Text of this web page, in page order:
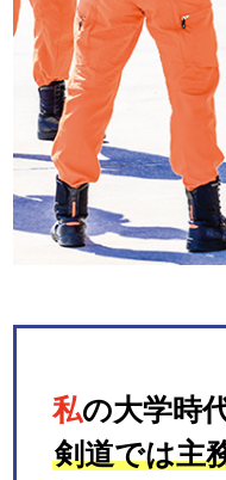
私の大学時
剣道では主